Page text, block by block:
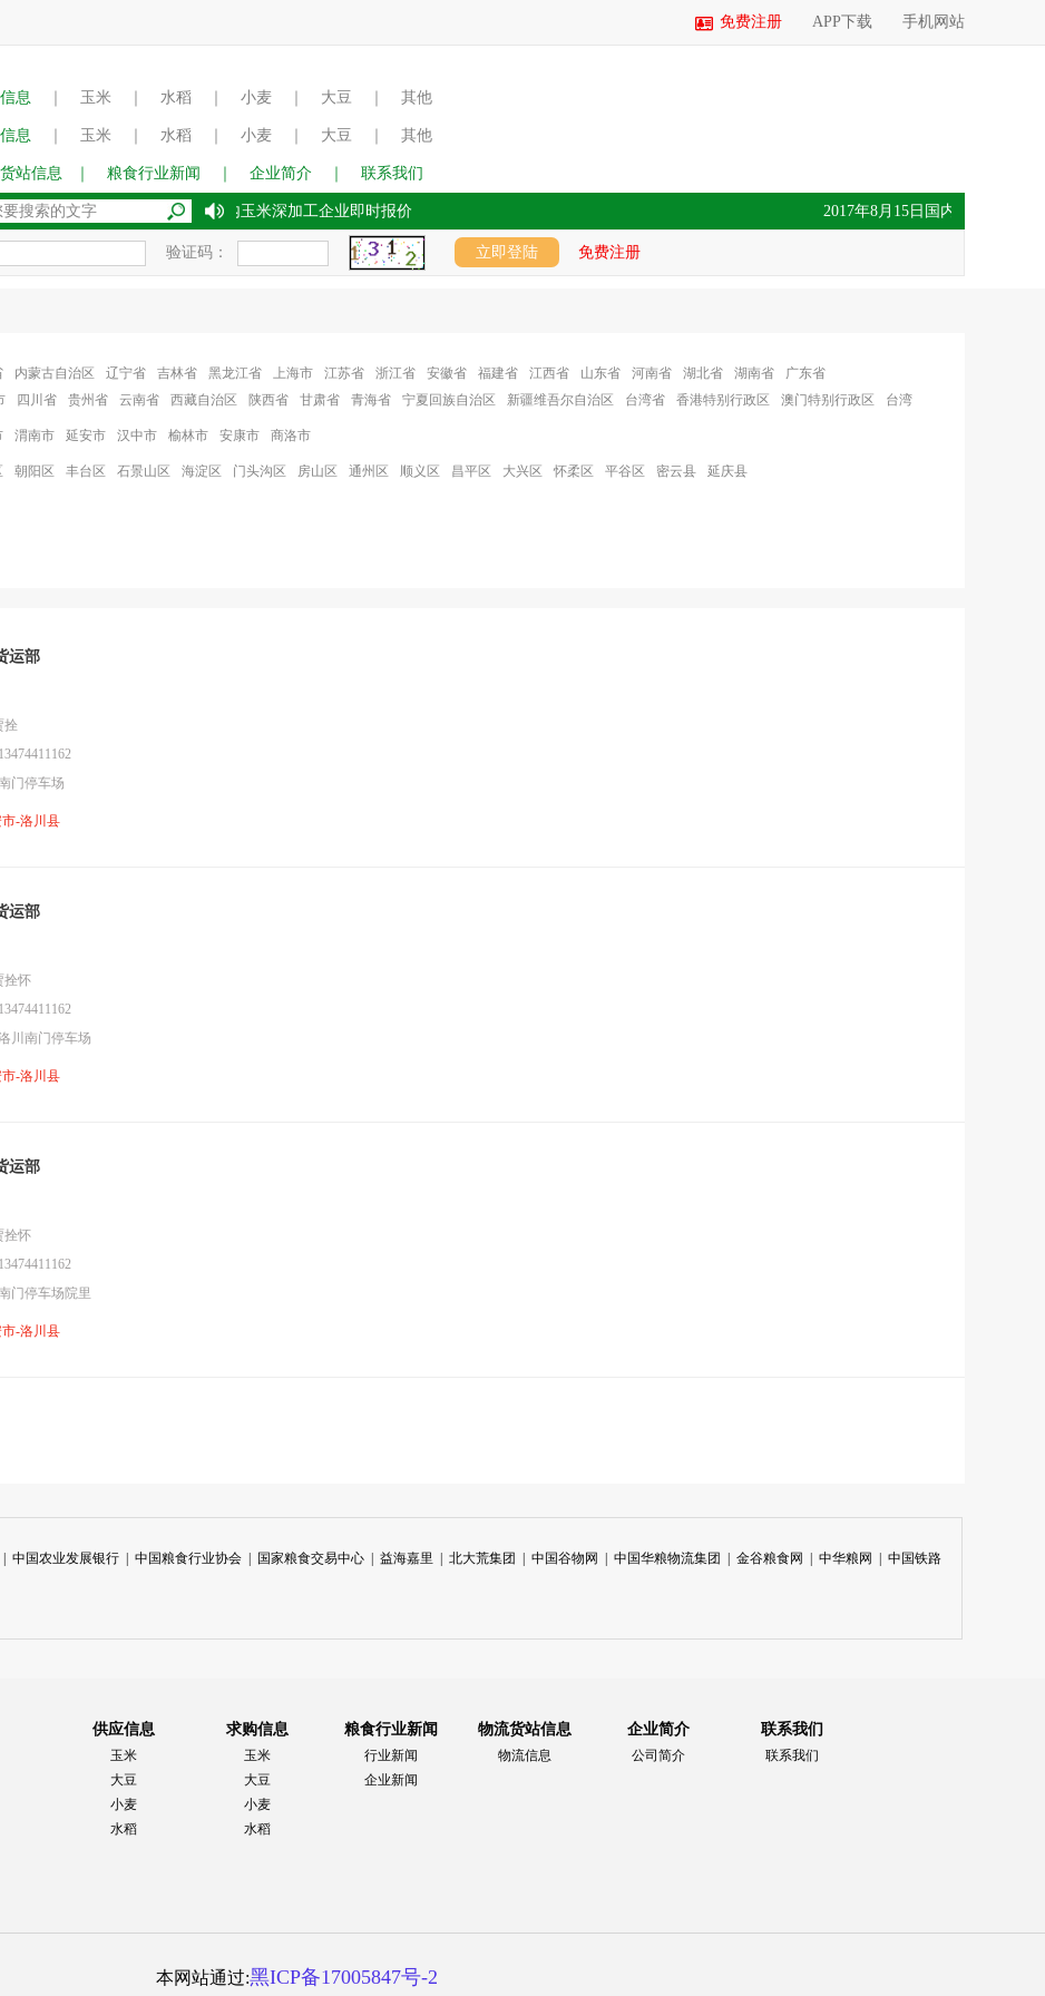
免费注册 APP下载 手机网站
息 玉米 水稻 小麦 大豆 其他
息 玉米 水稻 小麦 大豆 其他
站信息 粮食行业新闻 企业简介 联系我们
2017年8月15日国内玉米深加工企业即时报价 2017年8月15日国内玉米价格汇总
验证码： 免费注册
内蒙古自治区 辽宁省 吉林省 黑龙江省 上海市 江苏省 浙江省 安徽省 福建省 江西省 山东省 河南省 湖北省 湖南省
广东省
四川省 贵州省 云南省 西藏自治区 陕西省 甘肃省 青海省 宁夏回族自治区 新疆维吾尔自治区 台湾省 香港特别行政区 澳门特别行政区 台湾
渭南市 延安市 汉中市 榆林市 安康市 商洛市
朝阳区 丰台区 石景山区 海淀区 门头沟区 房山区 通州区 顺义区 昌平区 大兴区 怀柔区 平谷区 密云县 延庆县
运部
拴
门停车场
-洛川县
运部
拴怀
川南门停车场
-洛川县
运部
拴怀
门停车场院里
-洛川县
中国农业发展银行 中国粮食行业协会 国家粮食交易中心 益海嘉里 北大荒集团 中国谷物网 中国华粮物流集团 金谷粮食网 中华粮网 中国铁路
供应信息
玉米
大豆
小麦
水稻
求购信息
玉米
大豆
小麦
水稻
粮食行业新闻
行业新闻
企业新闻
物流货站信息
物流信息
企业简介
公司简介
联系我们
联系我们
本网站通过:黑ICP备17005847号-2